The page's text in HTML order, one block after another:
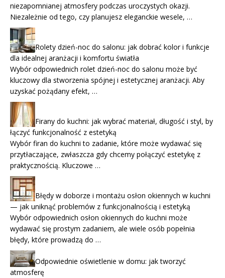
niezapomnianej atmosfery podczas uroczystych okazji.
Niezależnie od tego, czy planujesz eleganckie wesele, …
Rolety dzień-noc do salonu: jak dobrać kolor i funkcje
dla idealnej aranżacji i komfortu światła
Wybór odpowiednich rolet dzień-noc do salonu może być
kluczowy dla stworzenia spójnej i estetycznej aranżacji. Aby
uzyskać pożądany efekt, …
Firany do kuchni: jak wybrać materiał, długość i styl, by
łączyć funkcjonalność z estetyką
Wybór firan do kuchni to zadanie, które może wydawać się
przytłaczające, zwłaszcza gdy chcemy połączyć estetykę z
praktycznością. Kluczowe …
Błędy w doborze i montażu osłon okiennych w kuchni
— jak uniknąć problemów z funkcjonalnością i estetyką
Wybór odpowiednich osłon okiennych do kuchni może
wydawać się prostym zadaniem, ale wiele osób popełnia
błędy, które prowadzą do …
Odpowiednie oświetlenie w domu: jak tworzyć
atmosferę